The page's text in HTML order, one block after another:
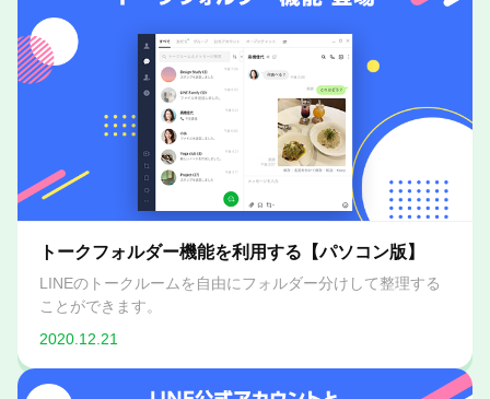
トークフォルダー機能を利用する【パソコン版】
LINEのトークルームを自由にフォルダー分けして整理する
ことができます。
2020.12.21